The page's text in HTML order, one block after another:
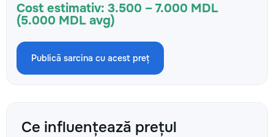
Cost estimativ: 3.500 – 7.000 MDL
(5.000 MDL avg)
Publică sarcina cu acest preț
Ce influențează prețul